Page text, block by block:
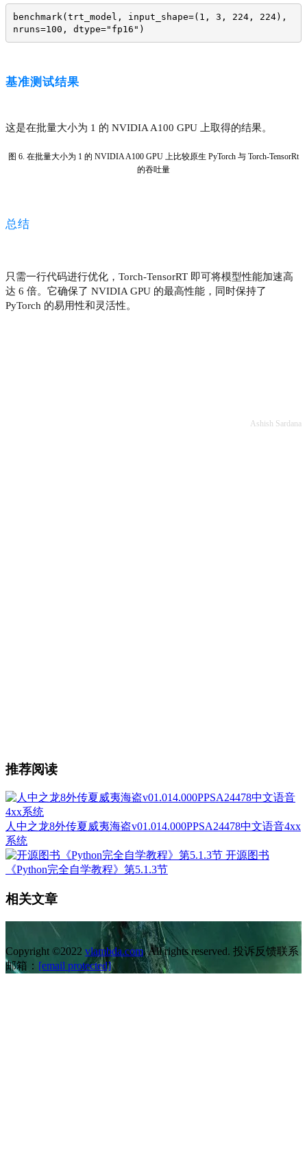
benchmark(trt_model, input_shape=(1, 3, 224, 224),
nruns=100, dtype="fp16")
基准测试结果
这是在批量大小为 1 的 NVIDIA A100 GPU 上取得的结果。
图 6. 在批量大小为 1 的 NVIDIA A100 GPU 上比较原生 PyTorch 与 Torch-TensorRt
的吞吐量
总结
只需一行代码进行优化，Torch-TensorRT 即可将模型性能加速高
达 6 倍。它确保了 NVIDIA GPU 的最高性能，同时保持了
PyTorch 的易用性和灵活性。
Ashish Sardana
推荐阅读
人中之龙8外传夏威夷海盗v01.014.000PPSA24478中文语音4xx
系统
开源图书
《Python完全自学教程》第5.1.3节
相关文章
Copyright ©2022 vlambda.com. All rights reserved. 投诉反馈联系
邮箱： [email protected]